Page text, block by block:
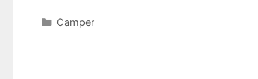
Categorie
Camper